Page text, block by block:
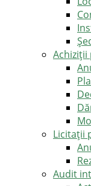
Achiziții
Licitații
Audit